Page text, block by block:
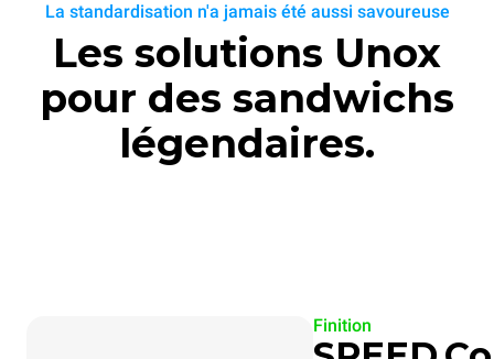
La standardisation n'a jamais été aussi savoureuse
Les solutions Unox
pour des sandwichs
légendaires.
Finition